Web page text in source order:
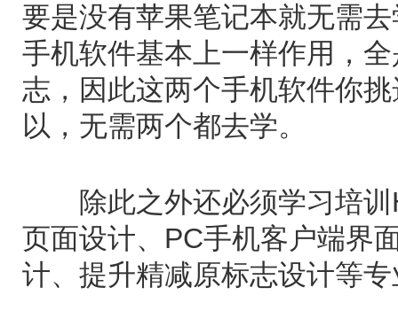
要是没有苹果笔记本就无需
手机软件基本上一样作用，
志，因此这两个手机软件你
以，无需两个都去学。
除此之外还必须学习培训
页面设计、PC手机客户端界
计、提升精减原标志设计等